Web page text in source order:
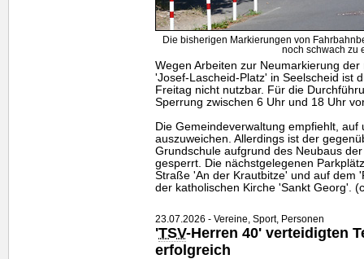
Die bisherigen Markierungen von
noch schwach zu
Wegen Arbeiten zur Neumarkierung
'Josef-Lascheid-Platz' in Seelscheid ist
Freitag nicht nutzbar. Für die
Sperrung zwischen 6 Uhr und 18 Uhr
Die Gemeindeverwaltung empfiehlt,
auszuweichen. Allerdings ist der
Grundschule aufgrund des Neubaus
gesperrt. Die nächstgelegenen
Straße 'An der Krautbitze' und auf dem
der katholischen Kirche 'Sankt Georg'.
23.07.2026 - Vereine, Sport, Personen
'TSV-Herren 40' verteidigten
erfolgreich